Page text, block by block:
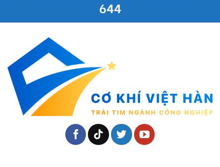
644